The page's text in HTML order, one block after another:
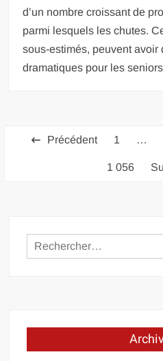
d’un nombre croissant de
parmi lesquels les chutes.
sous-estimés, peuvent avoir
dramatiques pour les
Pagination
publications
Précédent 1 …
1 056